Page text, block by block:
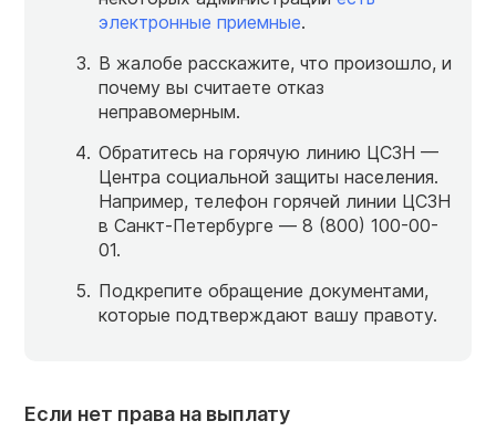
электронные приемные.
В жалобе расскажите, что произошло, и
почему вы считаете отказ
неправомерным.
Обратитесь на горячую линию ЦСЗН —
Центра социальной защиты населения.
Например, телефон горячей линии ЦСЗН
в Санкт-Петербурге — 8 (800) 100-00-
01.
Подкрепите обращение документами,
которые подтверждают вашу правоту.
Если нет права на выплату